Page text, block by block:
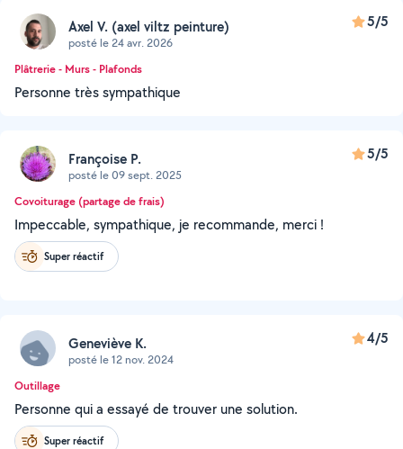
Axel V. (axel viltz peinture)
posté le 24 avr. 2026
5/5
Plâtrerie - Murs - Plafonds
Personne très sympathique
Françoise P.
posté le 09 sept. 2025
5/5
Covoiturage (partage de frais)
Impeccable, sympathique, je recommande, merci !
Super réactif
Geneviève K.
posté le 12 nov. 2024
4/5
Outillage
Personne qui a essayé de trouver une solution.
Super réactif